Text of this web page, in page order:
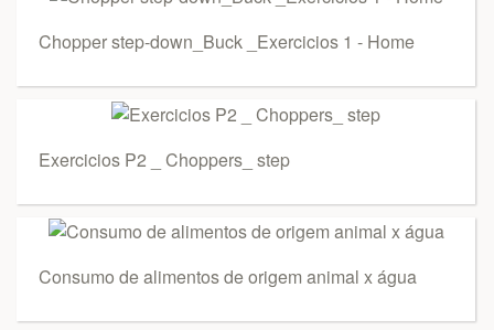
Chopper step-down_Buck _Exercicios 1 - Home
Exercicios P2 _ Choppers_ step
Consumo de alimentos de origem animal x água